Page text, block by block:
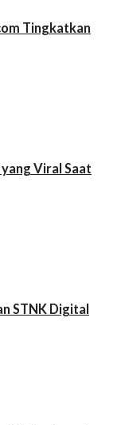
Tingkatkan
Viral Saat
STNK Digital